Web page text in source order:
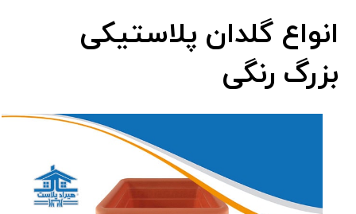
انواع گلدان پلاستیکی
بزرگ رنگی